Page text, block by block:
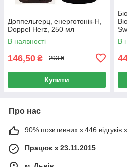
Доппельгерц, енерготонік-H,
Doppel Herz, 250 мл
В наявності
146,50 ₴ 293 ₴
Купити
В
Про нас
90% позитивних з 446 відгуків
Працює з 23.11.2015